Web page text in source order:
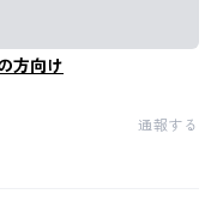
方向け
通報する